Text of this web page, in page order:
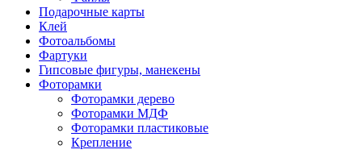
Подарочные карты
Клей
Фотоальбомы
Фартуки
Гипсовые фигуры, манекены
Фоторамки
Фоторамки дерево
Фоторамки МДФ
Фоторамки пластиковые
Крепление